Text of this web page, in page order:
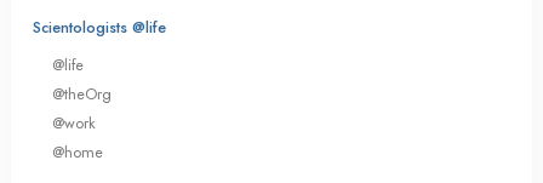
Scientologists @life
@life
@theOrg
@work
@home